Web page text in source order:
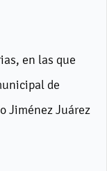
en las que
de
Jiménez Juárez